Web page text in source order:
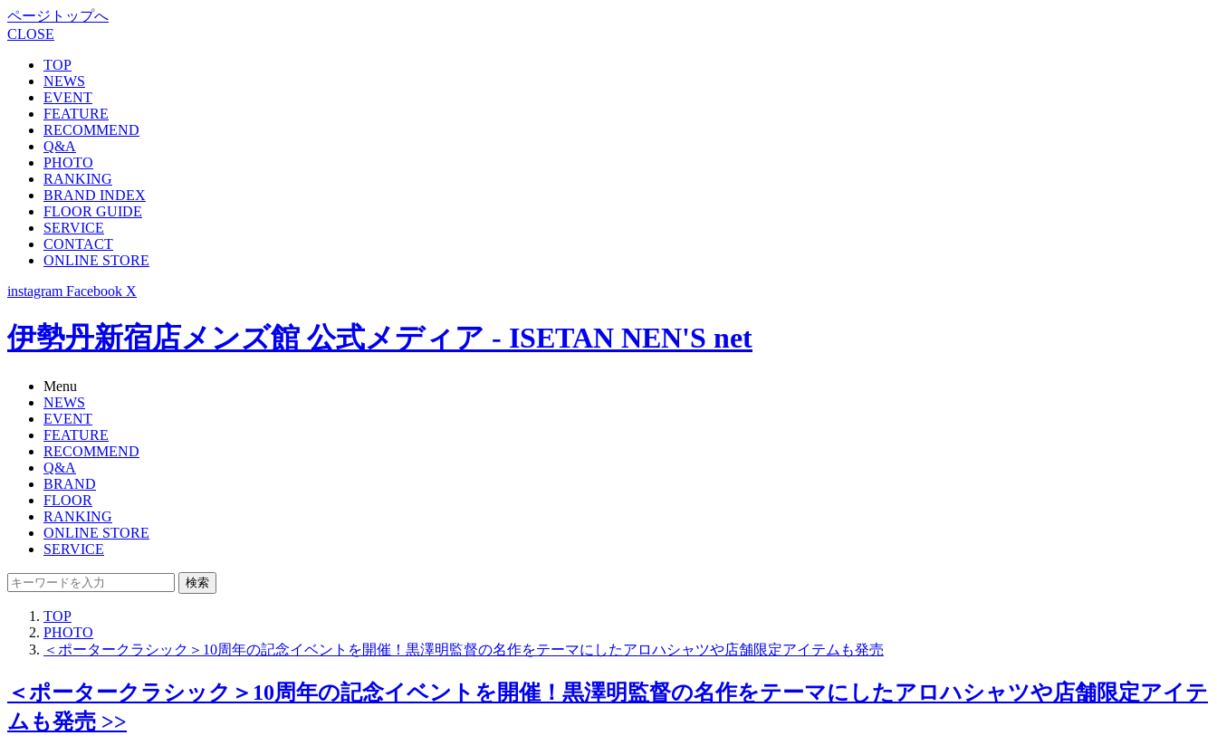
ページトップへ
CLOSE
TOP
NEWS
EVENT
FEATURE
RECOMMEND
Q&A
PHOTO
RANKING
BRAND INDEX
FLOOR GUIDE
SERVICE
CONTACT
ONLINE STORE
instagram Facebook X
伊勢丹新宿店メンズ館 公式メディア - ISETAN NEN'S net
Menu
NEWS
EVENT
FEATURE
RECOMMEND
Q&A
BRAND
FLOOR
RANKING
ONLINE STORE
SERVICE
検索
TOP
PHOTO
＜ポータークラシック＞10周年の記念イベントを開催！黒澤明監督の名作をテーマにしたアロハシャツや店舗限定アイテムも発売
＜ポータークラシック＞10周年の記念イベントを開催！黒澤明監督の名作をテーマにしたアロハシャツや店舗限定アイテ
ムも発売 >>